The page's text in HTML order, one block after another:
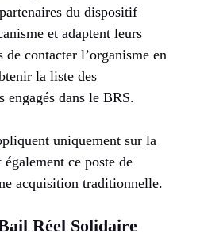
du dispositif
et adaptent leurs
contacter l’organisme en
la liste des
engagés dans le BRS.
uniquement sur la
ce poste de
acquisition traditionnelle.
Réel Solidaire